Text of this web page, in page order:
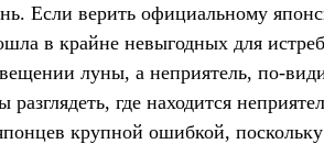
Если верить официальному
в крайне невыгодных для
луны, а неприятель, по-
где находится
крупной ошибкой,